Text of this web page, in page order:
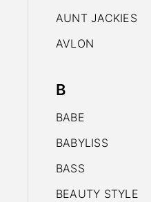
AUNT JACKIES
AVLON
B
BABE
BABYLISS
BASS
BEAUTY STYLE